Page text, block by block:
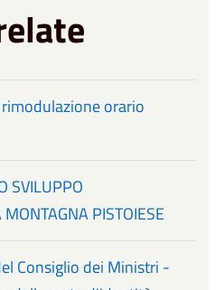
orario
SVILUPPO
PISTOIESE
Consiglio dei Ministri -